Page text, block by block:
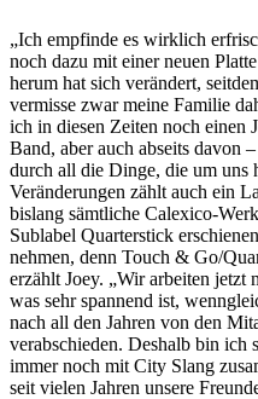
„Ich empfinde es wirklich
noch dazu mit einer neuen
herum hat sich verändert,
vermisse zwar meine Familie
ich in diesen Zeiten noch einen
Band, aber auch abseits davon
durch all die Dinge, die um uns
Veränderungen zählt auch ein
bislang sämtliche Calexico-
Sublabel Quarterstick
nehmen, denn Touch & Go/
erzählt Joey. „Wir arbeiten jetzt
was sehr spannend ist,
nach all den Jahren von den
verabschieden. Deshalb bin ich
immer noch mit City Slang
seit vielen Jahren unsere